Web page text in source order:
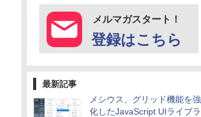
メルマガスタート！
登録はこちら
最新記事
メシウス、グリッド機能を強
化したJavaScript UIライブラ